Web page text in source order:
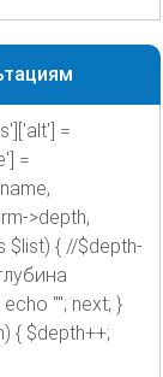
=
=
>depth,
$list) { //$depth-
""; next; }
{ $depth++;